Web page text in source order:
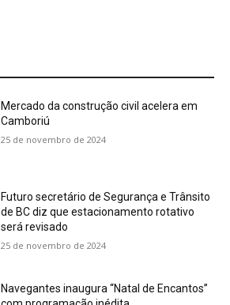
Mercado da construção civil acelera em
Camboriú
25 de novembro de 2024
Futuro secretário de Segurança e Trânsito
de BC diz que estacionamento rotativo
será revisado
25 de novembro de 2024
Navegantes inaugura “Natal de Encantos”